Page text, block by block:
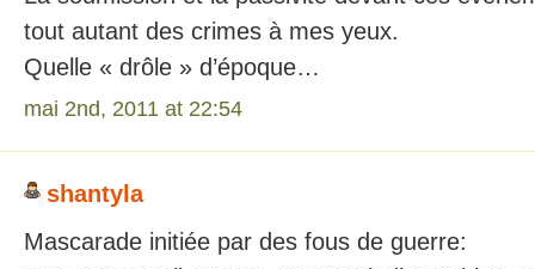
tout autant des crimes à mes yeux.
Quelle « drôle » d’époque…
mai 2nd, 2011 at 22:54
shantyla
Mascarade initiée par des fous de guerre: